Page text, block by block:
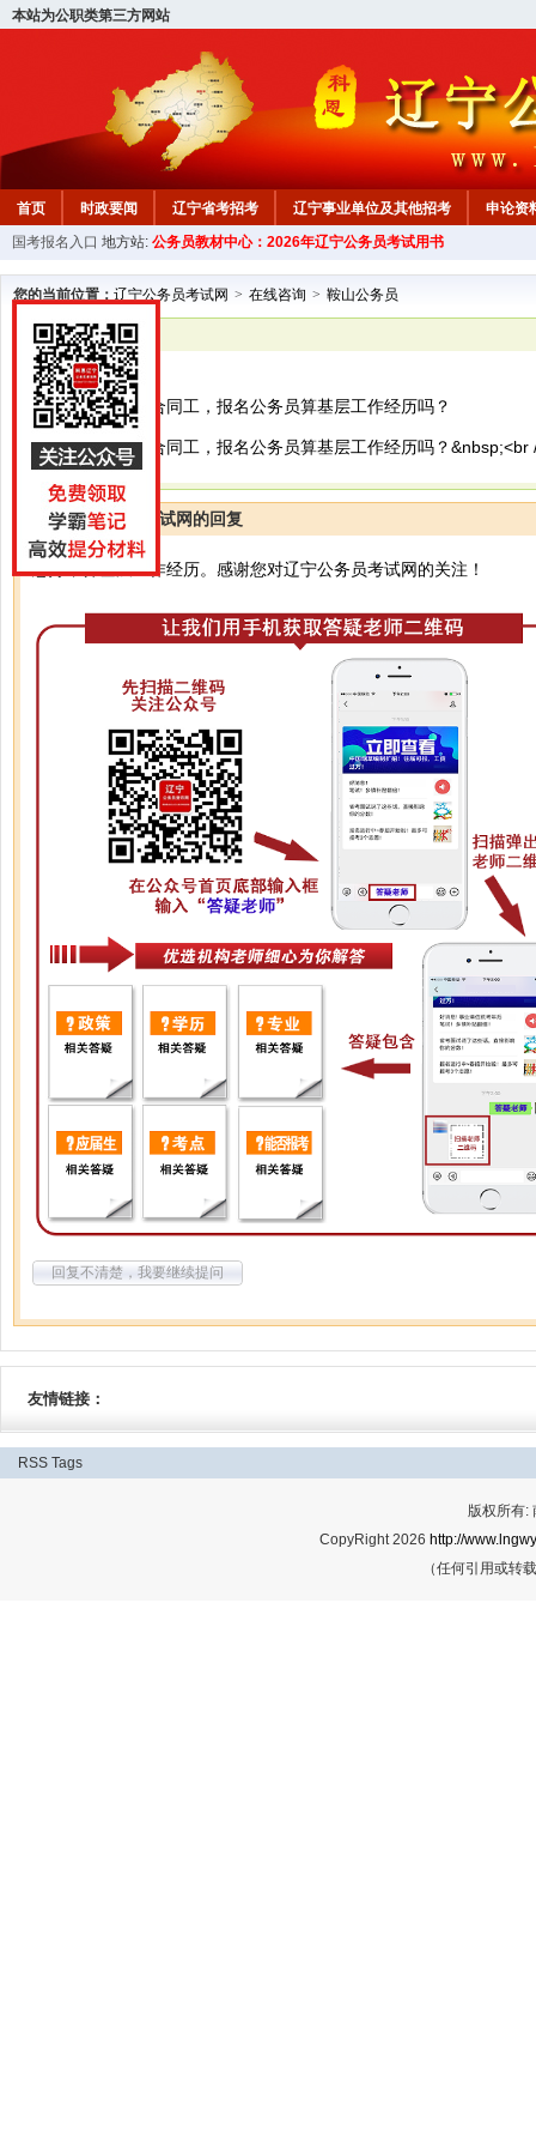
本站为公职类第三方网站
首页 时政要闻 辽宁省考招考 辽宁事业单位及其他招考 申论资
教材中心
国考报名入口 地方站: 公务员教材中心：2026年辽宁公务员考试用书
您的当前位置： 辽宁公务员考试网 > 在线咨询 > 鞍山公务员
已解决
鞍山公务员
在国企上班，是合同工，报名公务员算基层工作经历吗？
在国企上班，是合同工，报名公务员算基层工作经历吗？&nbsp;<br
辽宁公务员考试网的回复
您好，算基层工作经历。感谢您对辽宁公务员考试网的关注！
回复不清楚，我要继续提问
友情链接：
RSS Tags
版权所有:
CopyRight 2026 http://
（任何引用或转